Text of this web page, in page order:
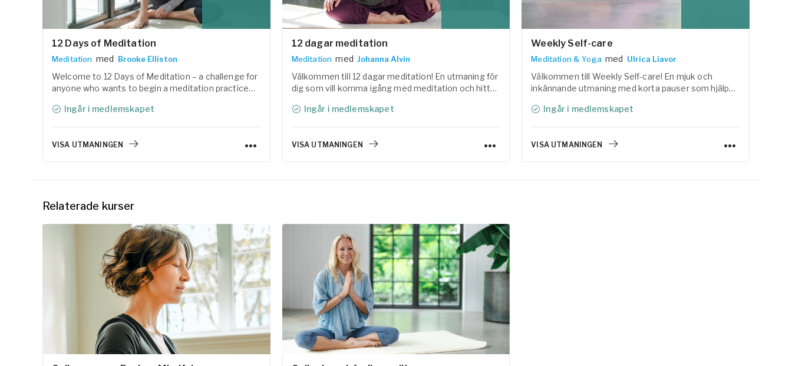
12 Days of Meditation
Meditation med Brooke Elliston
Welcome to 12 Days of Meditation – a challenge for
anyone who wants to begin a meditation practice
days, you'll explore various forms of meditation
Ingår i medlemskapet
VISA UTMANINGEN
12 dagar meditation
Meditation med Johanna Alvin
Välkommen till 12 dagar meditation! En utmaning för
dig som vill komma igång med meditation och hitta
former av meditation tillsammans med flera av
Ingår i medlemskapet
VISA UTMANINGEN
Weekly Self-care
Meditation & Yoga med Ulrica Liavor
Välkommen till Weekly Self-care! En mjuk och
inkännande utmaning med korta pauser som hjälper
med ny energi.
Ingår i medlemskapet
VISA UTMANINGEN
Relaterade kurser